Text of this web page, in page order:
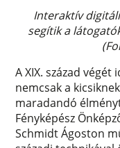
Interaktív
segítik a
A XIX. század
nemcsak a
maradandó
Fényképész
Schmidt Ágoston